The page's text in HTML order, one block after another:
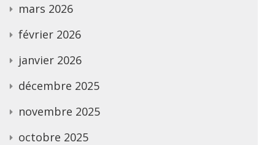
mars 2026
février 2026
janvier 2026
décembre 2025
novembre 2025
octobre 2025